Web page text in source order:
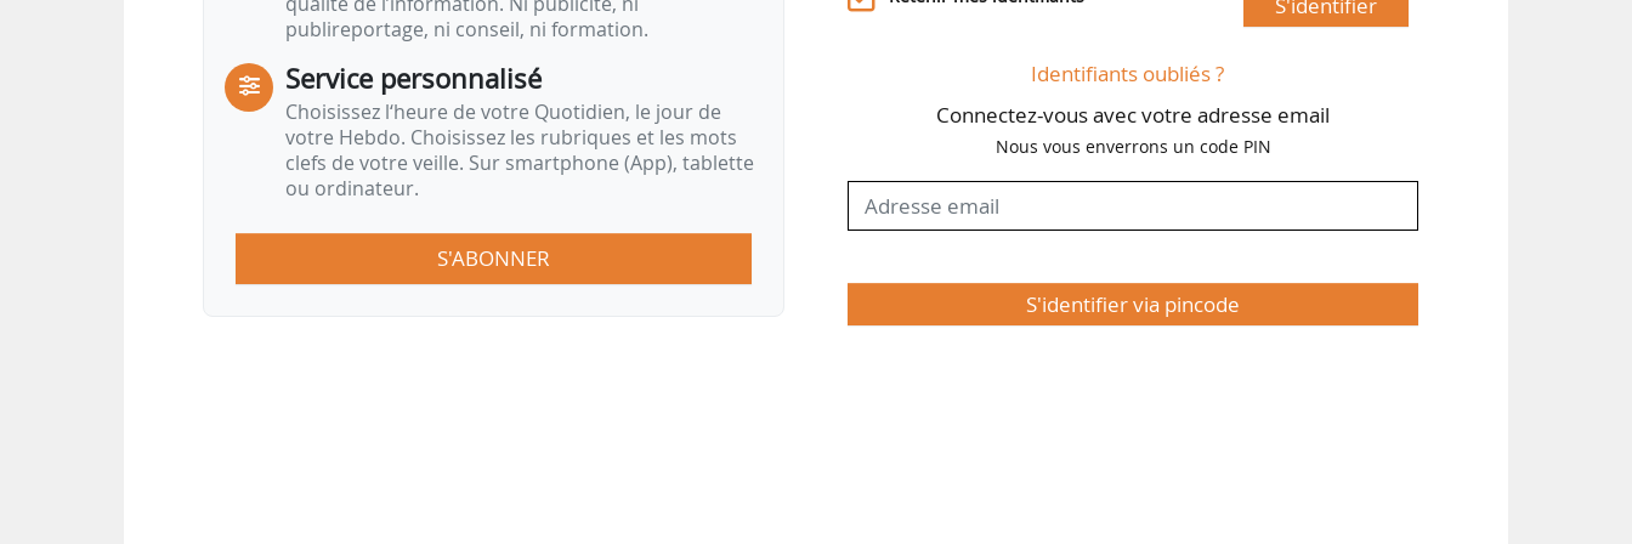
publireportage, ni conseil, ni formation.
Service personnalisé
Choisissez l‘heure de votre Quotidien, le jour de
votre Hebdo. Choisissez les rubriques et les mots
clefs de votre veille. Sur smartphone (App), tablette
ou ordinateur.
S'ABONNER
Identifiants oubliés ?
Connectez-vous avec votre adresse email
Nous vous enverrons un code PIN
S'identifier via pincode